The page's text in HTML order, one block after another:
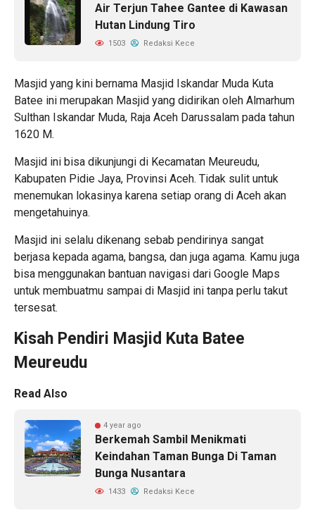
Air Terjun Tahee Gantee di Kawasan
Hutan Lindung Tiro
1503 Redaksi Kece
Masjid yang kini bernama Masjid Iskandar Muda Kuta
Batee ini merupakan Masjid yang didirikan oleh Almarhum
Sulthan Iskandar Muda, Raja Aceh Darussalam pada tahun
1620 M.
Masjid ini bisa dikunjungi di Kecamatan Meureudu,
Kabupaten Pidie Jaya, Provinsi Aceh. Tidak sulit untuk
menemukan lokasinya karena setiap orang di Aceh akan
mengetahuinya.
Masjid ini selalu dikenang sebab pendirinya sangat
berjasa kepada agama, bangsa, dan juga agama. Kamu juga
bisa menggunakan bantuan navigasi dari Google Maps
untuk membuatmu sampai di Masjid ini tanpa perlu takut
tersesat.
Kisah Pendiri Masjid Kuta Batee
Meureudu
Read Also
4 year ago
Berkemah Sambil Menikmati
Keindahan Taman Bunga Di Taman
Bunga Nusantara
1433 Redaksi Kece